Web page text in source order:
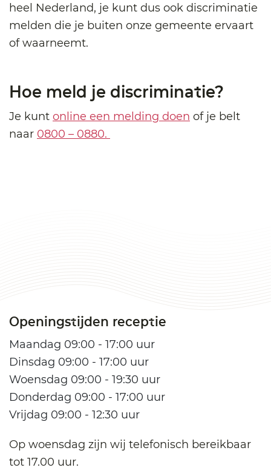
heel Nederland, je kunt dus ook discriminatie
melden die je buiten onze gemeente ervaart
of waarneemt.
Hoe meld je discriminatie?
Je kunt online een melding doen of je belt
naar 0800 – 0880.
Openingstijden receptie
Maandag 09:00 - 17:00 uur
Dinsdag 09:00 - 17:00 uur
Woensdag 09:00 - 19:30 uur
Donderdag 09:00 - 17:00 uur
Vrijdag 09:00 - 12:30 uur
Op woensdag zijn wij telefonisch bereikbaar
tot 17.00 uur.